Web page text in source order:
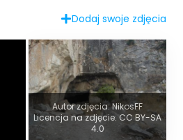
Dodaj swoje zdjęcia
Autor zdjęcia: NikosFF
Licencja na zdjęcie: CC BY-SA
4.0